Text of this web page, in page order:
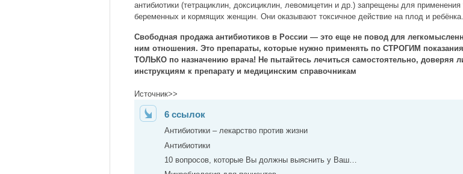
антибиотики (тетрациклин, доксициклин, левомицетин и др.) запрещены для применения
беременных и кормящих женщин. Они оказывают токсичное действие на плод и ребёнка.
Свободная продажа антибиотиков в России — это еще не повод для
ним отношения. Это препараты, которые нужно применять по СТРОГИМ
ТОЛЬКО по назначению врача! Не пытайтесь лечиться самостоятельно, доверяя
инструкциям к препарату и медицинским справочникам
Источник>>
6 ссылок
Антибиотики – лекарство против жизни
Антибиотики
10 вопросов, которые Вы должны выяснить у Ваш…